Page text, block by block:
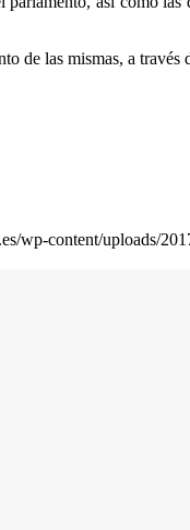
de las mismas, a través
wp-content/uploads/